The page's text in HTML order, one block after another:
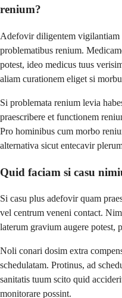
renium?
Adefovir diligentem
problematibus renium.
potest, ideo medicus tuus
aliam curationem eliget si
Si problemata renium levia
praescribere et functionem
Pro hominibus cum morbo
alternativa sicut entecavir
Quid faciam si casu
Si casu plus adefovir quam
vel centrum veneni contact.
laterum gravium augere potest,
Noli conari dosim extra
schedulatam. Protinus, ad
sanitatis tuum scito quid
monitorare possint.